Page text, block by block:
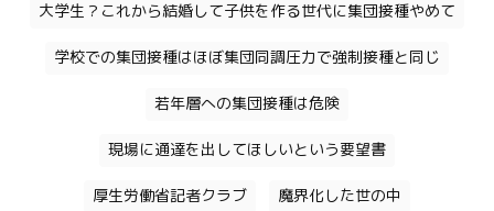
大学生？これから結婚して子供を作る世代に集団接種やめて
学校での集団接種はほぼ集団同調圧力で強制接種と同じ
若年層への集団接種は危険
現場に通達を出してほしいという要望書
厚生労働省記者クラブ 魔界化した世の中